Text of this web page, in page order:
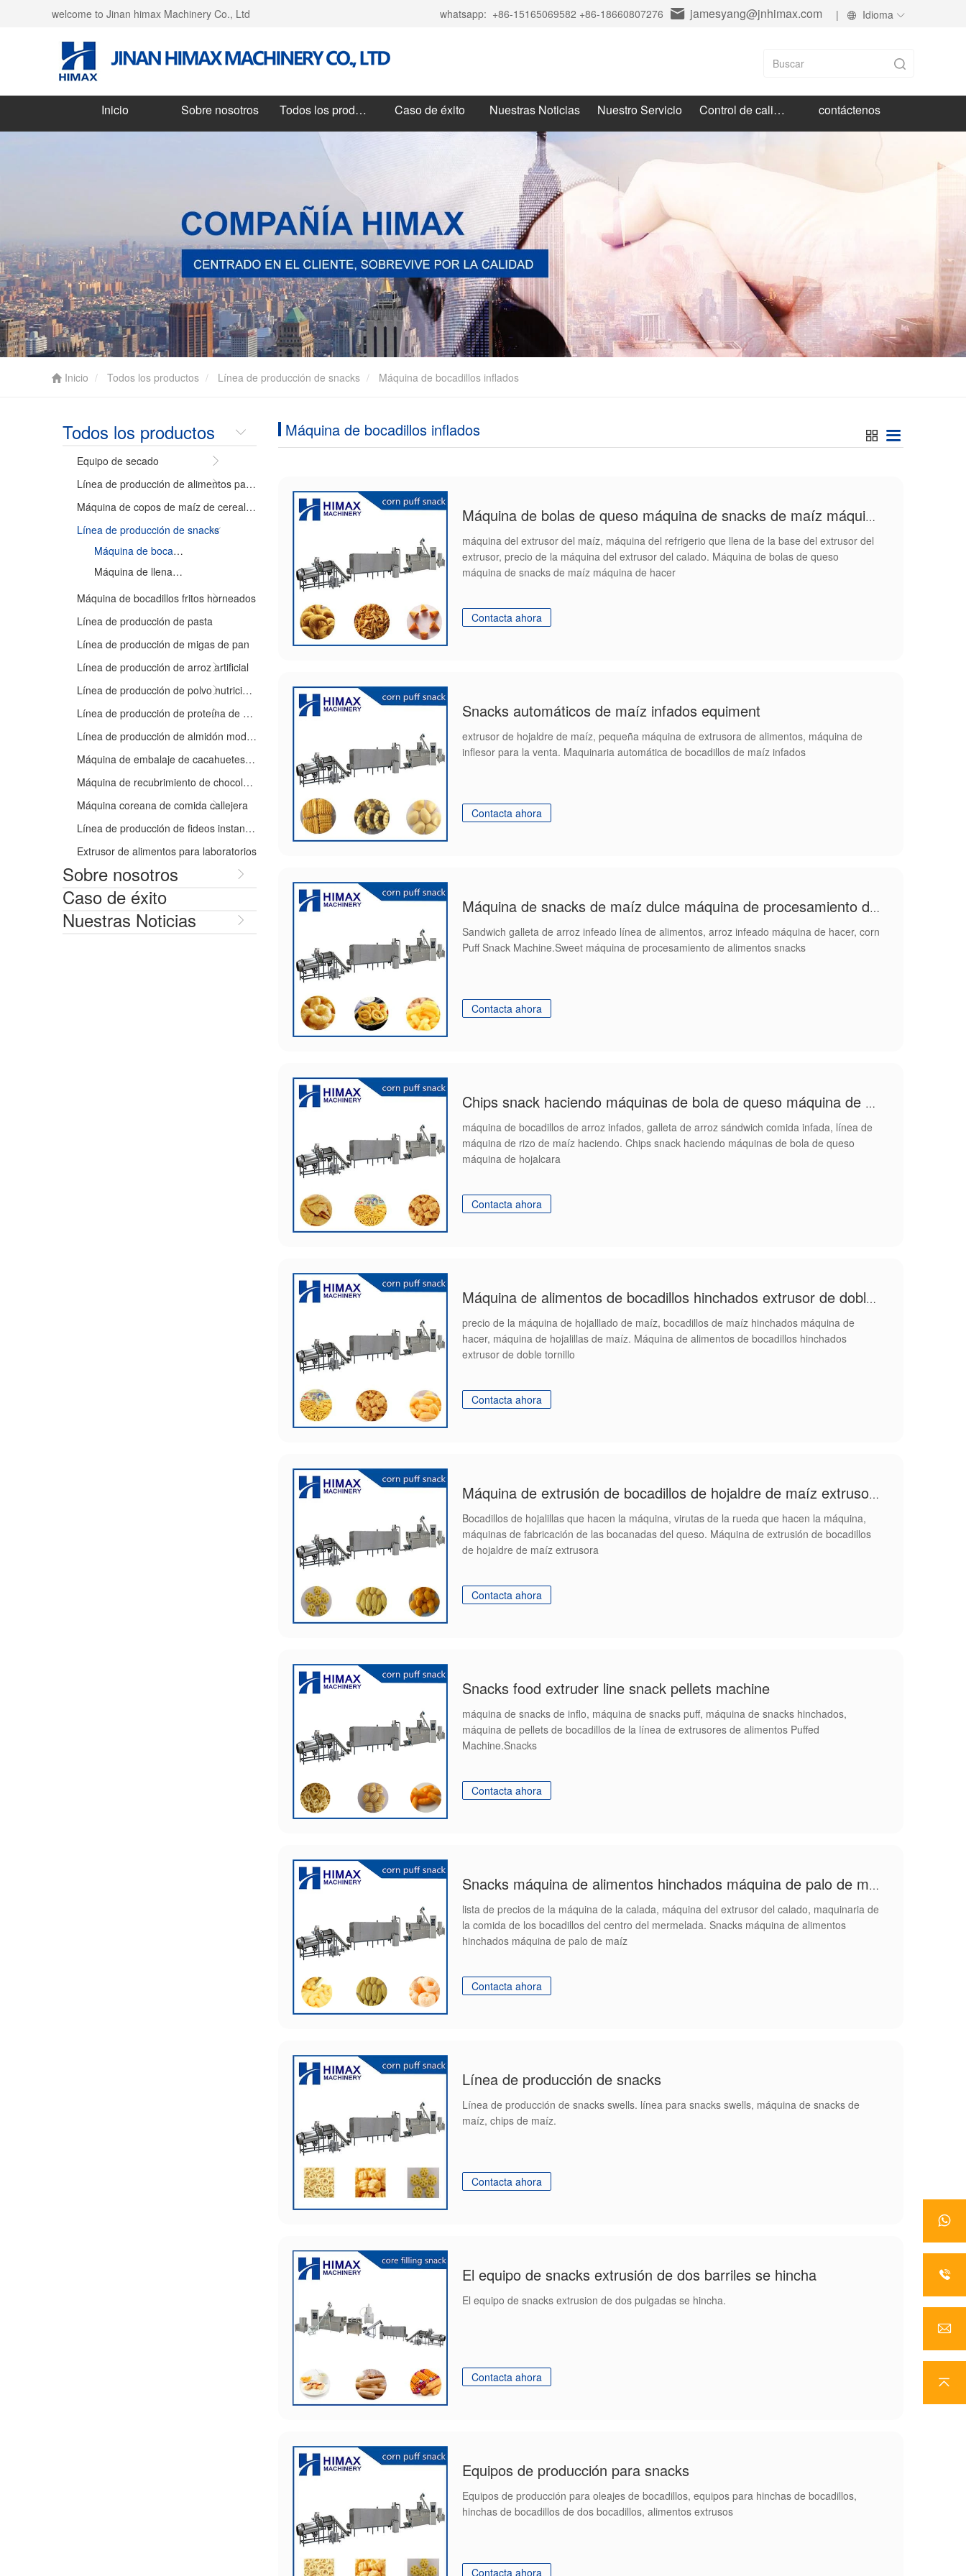
welcome to Jinan himax Machinery Co., Ltd jamesyang@jnhimax.com
whatsapp: +86-15165069582 +86-18660807276 | Idioma
Inicio Sobre nosotros Todos los productos Caso de éxito Nuestras Noticias Nuestro Servicio Control de calidad contáctenos
Inicio Todos los productos Línea de producción de snacks Máquina de bocadillos inflados
Todos los productos
Equipo de secado
Línea de producción de alimentos para mascotas
Máquina de copos de maíz de cereales de desayuno
Línea de producción de snacks
Máquina de bocadillos inflados
Máquina de llenado de alimentos core
Máquina de bocadillos fritos horneados
Línea de producción de pasta
Línea de producción de migas de pan
Línea de producción de arroz artificial
Línea de producción de polvo nutricional
Línea de producción de proteína de soja texturizada
Línea de producción de almidón modificado
Máquina de embalaje de cacahuetes biodegradables
Máquina de recubrimiento de chocolate
Máquina coreana de comida callejera
Línea de producción de fideos instantáneos
Extrusor de alimentos para laboratorios
Sobre nosotros
Caso de éxito
Nuestras Noticias
Máquina de bocadillos inflados
Máquina de bolas de queso máquina de snacks de maíz máquina de hacer
máquina del extrusor del maíz, máquina del refrigerio que llena de la base del extrusor del
extrusor, precio de la máquina del extrusor del calado. Máquina de bolas de queso
máquina de snacks de maíz máquina de hacer
Contacta ahora
Snacks automáticos de maíz infados equiment
extrusor de hojaldre de maíz, pequeña máquina de extrusora de alimentos, máquina de
inflesor para la venta. Maquinaria automática de bocadillos de maíz infados
Contacta ahora
Máquina de snacks de maíz dulce máquina de procesamiento de alimentos para aperitivos
Sandwich galleta de arroz infeado línea de alimentos, arroz infeado máquina de hacer, corn
Puff Snack Machine.Sweet máquina de procesamiento de alimentos snacks
Contacta ahora
Chips snack haciendo máquinas de bola de queso máquina de hojalcara
máquina de bocadillos de arroz infados, galleta de arroz sándwich comida infada, línea de
máquina de rizo de maíz haciendo. Chips snack haciendo máquinas de bola de queso
máquina de hojalcara
Contacta ahora
Máquina de alimentos de bocadillos hinchados extrusor de doble tornillo
precio de la máquina de hojalllado de maíz, bocadillos de maíz hinchados máquina de
hacer, máquina de hojalillas de maíz. Máquina de alimentos de bocadillos hinchados
extrusor de doble tornillo
Contacta ahora
Máquina de extrusión de bocadillos de hojaldre de maíz extrusora
Bocadillos de hojalillas que hacen la máquina, virutas de la rueda que hacen la máquina,
máquinas de fabricación de las bocanadas del queso. Máquina de extrusión de bocadillos
de hojaldre de maíz extrusora
Contacta ahora
Snacks food extruder line snack pellets machine
máquina de snacks de inflo, máquina de snacks puff, máquina de snacks hinchados,
máquina de pellets de bocadillos de la línea de extrusores de alimentos Puffed
Machine.Snacks
Contacta ahora
Snacks máquina de alimentos hinchados máquina de palo de maíz
lista de precios de la máquina de la calada, máquina del extrusor del calado, maquinaria de
la comida de los bocadillos del centro del mermelada. Snacks máquina de alimentos
hinchados máquina de palo de maíz
Contacta ahora
Línea de producción de snacks
Línea de producción de snacks swells. línea para snacks swells, máquina de snacks de
maíz, chips de maíz.
Contacta ahora
El equipo de snacks extrusión de dos barriles se hincha
El equipo de snacks extrusion de dos pulgadas se hincha.
Contacta ahora
Equipos de producción para snacks
Equipos de producción para oleajes de bocadillos, equipos para hinchas de bocadillos,
hinchas de bocadillos de dos bocadillos, alimentos extrusos
Contacta ahora